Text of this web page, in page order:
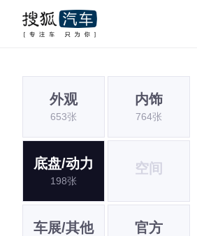
外观
653张
内饰
764张
底盘/动力
198张
空间
车展/其他 官方